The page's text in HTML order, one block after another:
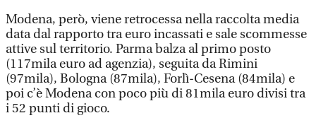
Modena, però, viene retrocessa nella raccolta media
data dal rapporto tra euro incassati e sale scommesse
attive sul territorio. Parma balza al primo posto
(117mila euro ad agenzia), seguita da Rimini
(97mila), Bologna (87mila), Forlì-Cesena (84mila) e
poi c’è Modena con poco più di 81mila euro divisi tra
i 52 punti di gioco.